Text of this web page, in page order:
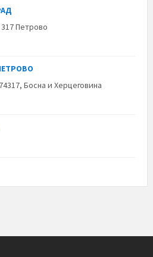
Петрово
Босна и Херцеговина